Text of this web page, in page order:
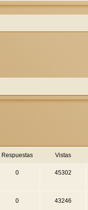
Respuestas Vistas
0 45302
0 43246